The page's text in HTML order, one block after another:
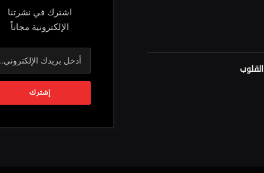
اشترك في نشرتنا
الإلكترونية مجاناً